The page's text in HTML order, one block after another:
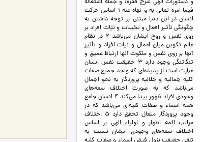
فيما امره تعالي به و نهاه عنه 1 اساس حركت
انسان در اين دنيا مبتني بر توجه داشتن به
چگونگي تأثير افعال و تخيلات و نيّات افراد بر
روي نفس و روح ايشان مي‌باشد 2 در نظام
عالم تكوين ميان اعمال و نيات افراد و تأثير
آنها بر روي نفس و ملكوت آنها ارتباط عميق و
تنگاتنگي وجود دارد 3 حقيقت نفس انسان
عبارت است از پديده‌اي كه واجد جميع صفات
كليه جماليه و جلاليه پروردگار به نحو اجمال
مي‌باشد که به صورت اختلاف سعه‌هاي
وجودي افراد ظهور پيدا مي‌كند 4 انسان جامع
همه اسماء و صفات كليه‌اي مي‌باشد كه در
وجود پروردگار متعال تحقق دارد 5 اختلاف
مراتب ائمه اطهار و اولياء الهي بر اساس
اختلاف سعه‌هاي وجودی ايشان نسبت به